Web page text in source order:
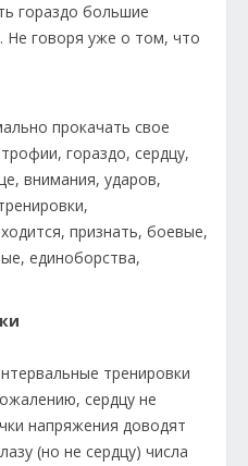
гораздо большие
Не говоря уже о том, что
тренировки
сердцу не
напряжения доводят
(но не сердцу) числа